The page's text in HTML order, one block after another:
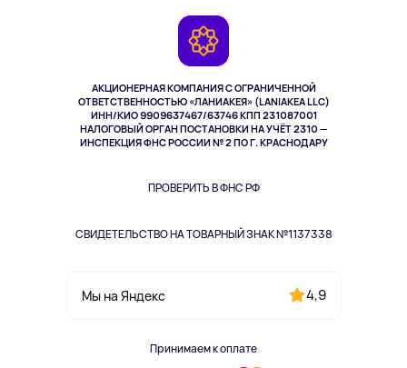
АКЦИОНЕРНАЯ КОМПАНИЯ С ОГРАНИЧЕННОЙ
ОТВЕТСТВЕННОСТЬЮ «ЛАНИАКЕЯ» (LANIAKEA LLC)
ИНН/КИО 9909637467/63746 КПП 231087001
НАЛОГОВЫЙ ОРГАН ПОСТАНОВКИ НА УЧЁТ 2310 —
ИНСПЕКЦИЯ ФНС РОССИИ № 2 ПО Г. КРАСНОДАРУ
ПРОВЕРИТЬ В ФНС РФ
СВИДЕТЕЛЬСТВО НА ТОВАРНЫЙ ЗНАК №1137338
Мы на Яндекс 4,9
Принимаем к оплате
Здоровье питомцев
Одежда и аксессуары